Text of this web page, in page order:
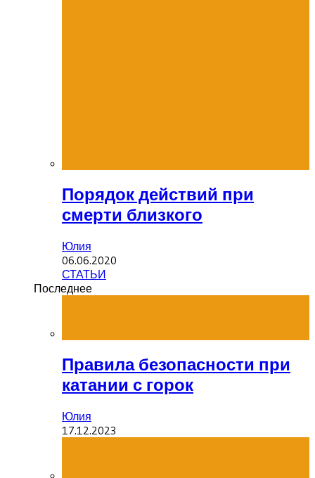
Порядок действий при
смерти близкого
Юлия
06.06.2020
СТАТЬИ
Последнее
Правила безопасности при
катании с горок
Юлия
17.12.2023